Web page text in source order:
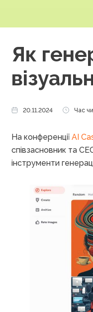
Як
20.11.2024 Час
На конференціїAI
співзасновник та
інструменти